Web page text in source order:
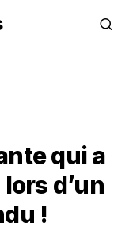
qui a
d’un
!